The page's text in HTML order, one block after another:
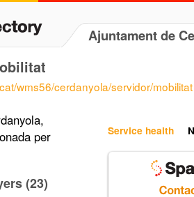
Ajuntament de
wms56/cerdanyola/servidor/mobilitat
Service health
per
(23)